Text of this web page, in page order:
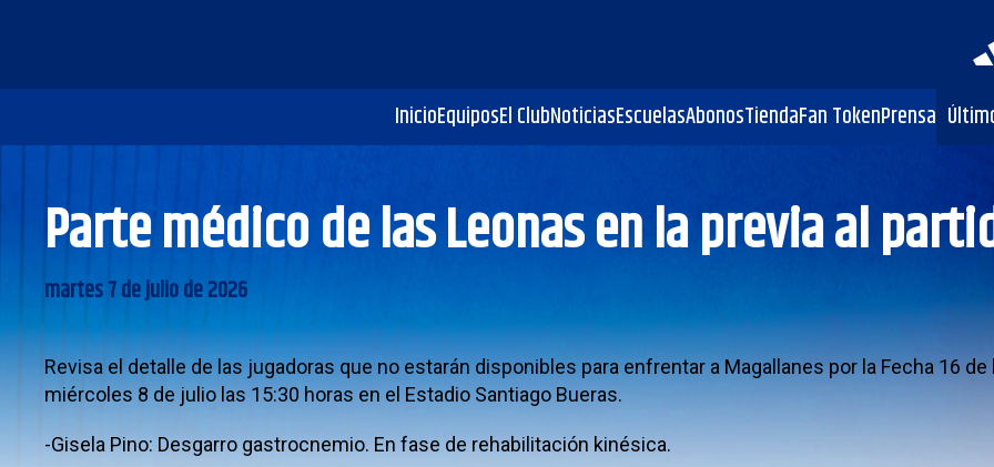
InicioEquiposEl ClubNoticiasEscuelasAbonosTiendaFan TokenPrensa
Parte médico de las Leonas en la previa al
martes 7 de julio de 2026
Revisa el detalle de las jugadoras que no estarán disponibles para enfrentar a Magallanes por la Fecha 16
miércoles 8 de julio las 15:30 horas en el Estadio Santiago Bueras.
-Gisela Pino: Desgarro gastrocnemio. En fase de rehabilitación kinésica.